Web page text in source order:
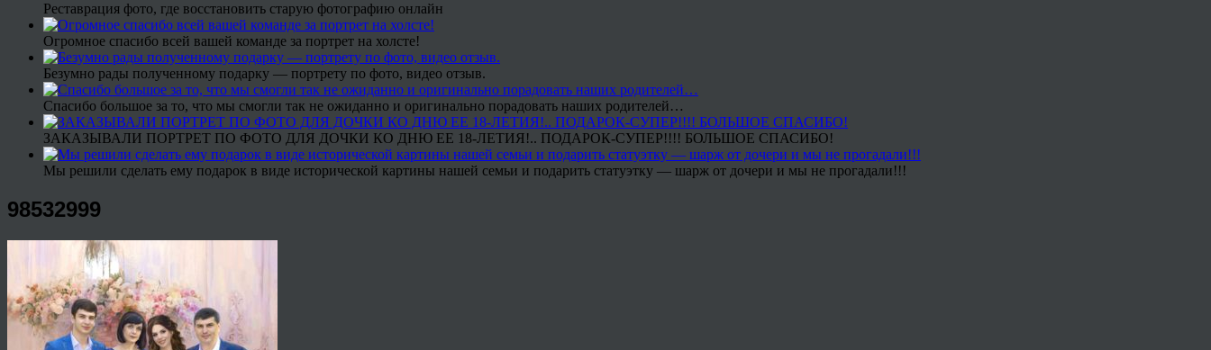
Реставрация фото, где восстановить старую фотографию онлайн
Огромное спасибо всей вашей команде за портрет на холсте!
Безумно рады полученному подарку — портрету по фото, видео отзыв.
Спасибо большое за то, что мы смогли так не ожиданно и оригинально порадовать наших родителей…
ЗАКАЗЫВАЛИ ПОРТРЕТ ПО ФОТО ДЛЯ ДОЧКИ КО ДНЮ ЕЕ 18-ЛЕТИЯ!.. ПОДАРОК-СУПЕР!!!! БОЛЬШОЕ СПАСИБО!
Мы решили сделать ему подарок в виде исторической картины нашей семьи и подарить статуэтку — шарж от дочери и мы не прогадали!!!
98532999